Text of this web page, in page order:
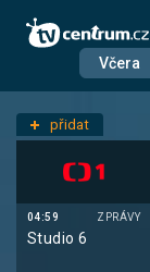
Včera
Datum
Nastavení stanic
přidat
04:59 ZPRÁVY
Studio 6